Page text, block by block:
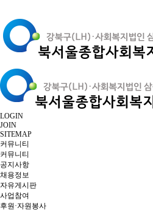
LOGIN
JOIN
SITEMAP
커뮤니티
커뮤니티
공지사항
채용정보
자유게시판
사업참여
후원·자원봉사